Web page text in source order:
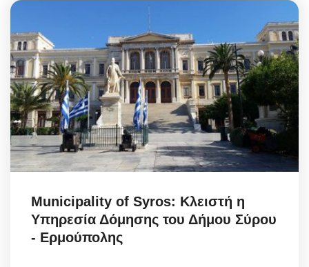
Municipality of Syros: Κλειστή η
Υπηρεσία Δόμησης του Δήμου Σύρου
- Ερμούπολης